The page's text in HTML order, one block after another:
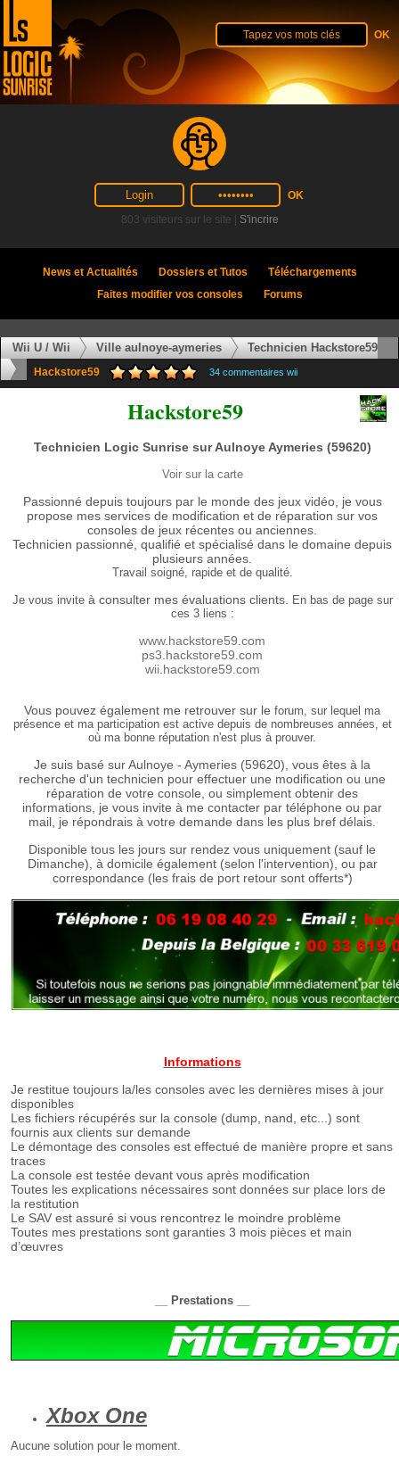
803 visiteurs sur le site | S'incrire
News et Actualités Dossiers et Tutos
Téléchargements
Faites modifier vos consoles
Forums
Wii U / Wii Ville aulnoye-aymeries Technicien Hackstore59
Hackstore59 34 commentaires wii
Hackstore59
Technicien Logic Sunrise sur Aulnoye Aymeries (59620)
Voir sur la carte
Passionné depuis toujours par le monde des jeux vidéo, je vous
propose mes services de modification et de réparation sur vos
consoles de jeux récentes ou anciennes.
Technicien passionné, qualifié et spécialisé dans le domaine depuis
plusieurs années.
Travail soigné, rapide et de qualité.
Je vous inviteà consulter mes évaluations clients.
En bas de page sur
ces 3 liens :
www.hackstore59.com
ps3.hackstore59.com
wii.hackstore59.com
Vous pouvez également me retrouver sur le forum, sur lequel ma
présence et ma participation est active depuis de nombreuses années, et
où ma bonne réputation n'est plus à prouver.
Je suis basé sur Aulnoye - Aymeries (59620), vous êtes à la
recherche d'un technicien pour effectuer une modification ou une
réparation de votre console, ou simplement obtenir des
informations, je vous invite à me contacter par téléphone ou par
mail, je répondrais à votre demande dans les plus bref délais.
Disponible tous les jours sur rendez vous uniquement (sauf le
Dimanche), à domicile également (selon l'intervention), ou par
correspondance (les frais de port retour sont offerts*)
Informations
Je restitue toujours la/les consoles avec les dernières mises à jour
disponibles
Les fichiers récupérés sur la console (dump, nand, etc...) sont
fournis aux clients sur demande
Le démontage des consoles est effectué de manière propre et sans
traces
La console est testée devant vous après modification
Toutes les explications nécessaires sont données sur place lors de
la restitution
Le SAV est assuré si vous rencontrez le moindre problème
Toutes mes prestations sont garanties 3 mois pièces et main
d’œuvres
__ Prestations __
Xbox One
Aucune solution pour le moment.